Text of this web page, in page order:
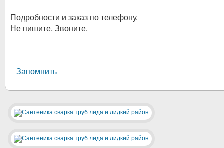
Подробности и заказ по телефону.
Не пишите, Звоните.
Запомнить